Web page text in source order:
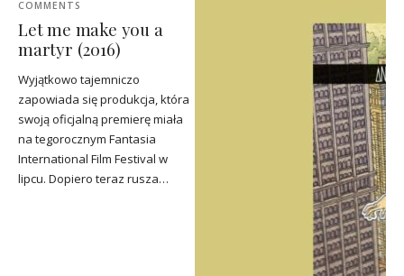
COMMENTS
Let me make you a
martyr (2016)
Wyjątkowo tajemniczo
zapowiada się produkcja, która
swoją oficjalną premierę miała
na tegorocznym Fantasia
International Film Festival w
lipcu. Dopiero teraz rusza…